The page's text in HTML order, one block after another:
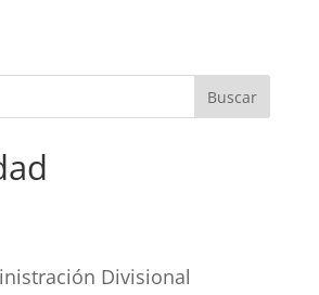
Divisional